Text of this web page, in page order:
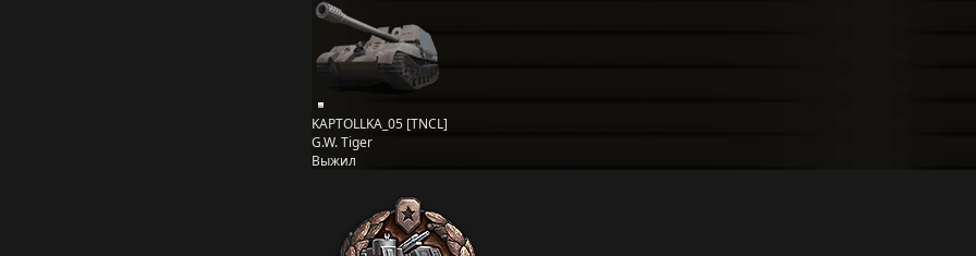
KAPTOLLKA_05 [TNCL]
G.W. Tiger
Выжил